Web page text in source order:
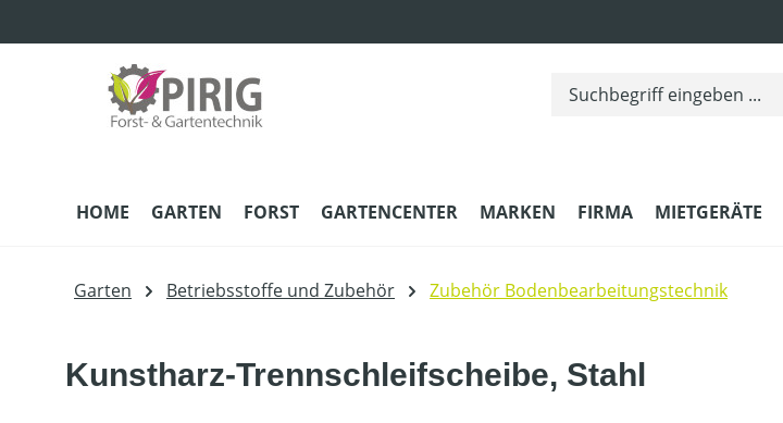
HOME GARTEN FORST GARTENCENTER MARKEN FIRMA MIETGERÄTE
Garten Betriebsstoffe und Zubehör Zubehör Bodenbearbeitungstechnik
Kunstharz-Trennschleifscheibe, Stahl